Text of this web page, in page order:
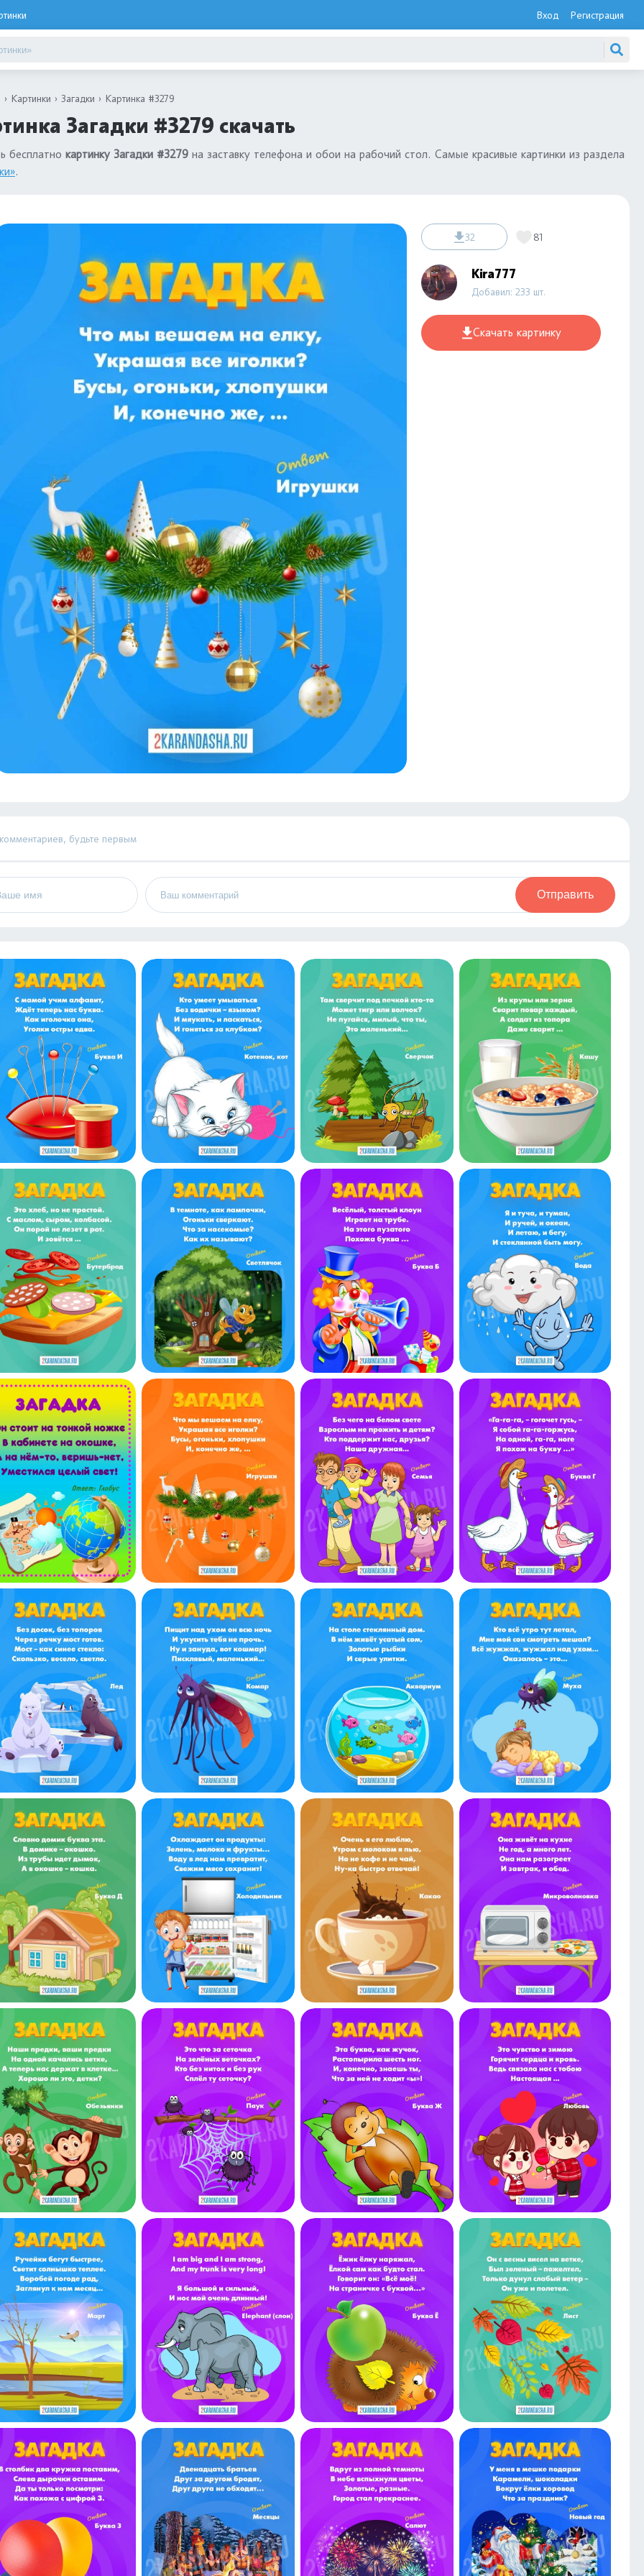
Вход Регистрация
Картинки Загадки Картинка #3279
Загадки #3279 скачать
бесплатно картинку Загадки #3279 на заставку телефона и обои на рабочий стол. Самые красивые картинки из раздела
.
32 81
Kira777
Добавил: 233 шт.
Скачать картинку
будьте первым
Отправить